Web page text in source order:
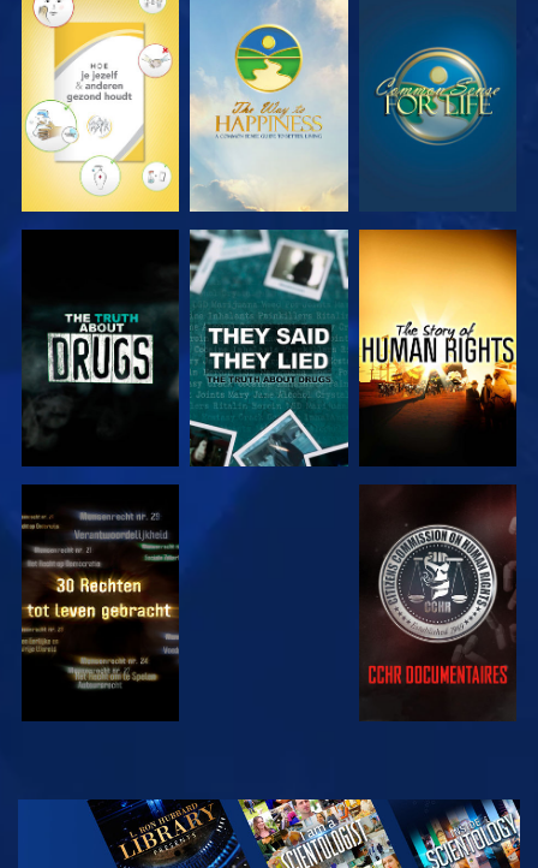
KIJK KIJK KIJK
KIJK KIJK
KIJK KIJK
KIJK
VERKEN DE
SERIE